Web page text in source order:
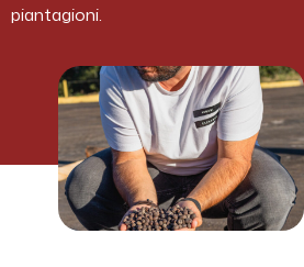
piantagioni.